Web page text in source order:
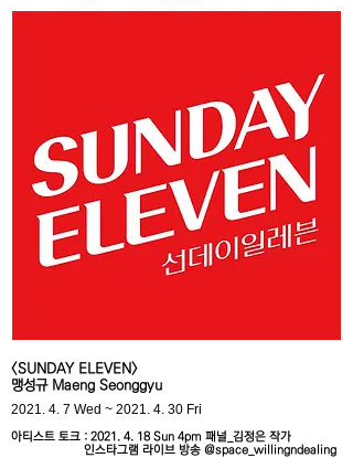
<SUNDAY ELEVEN>
맹성규Maeng Seonggyu
2021. 4. 7 Wed ~ 2021. 4. 30 Fri
아티스트 토크 : 2021. 4. 18 Sun 4pm 패널_김정은 작가
인스타그램 라이브 방송 @space_willingndealing